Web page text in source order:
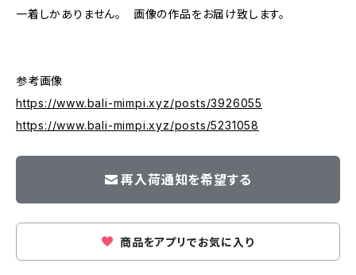
一着しかありません。 画像の作品をお届け致します。
参考画像
https://www.bali-mimpi.xyz/posts/3926055
https://www.bali-mimpi.xyz/posts/5231058
再入荷通知を希望する
商品をアプリでお気に入り